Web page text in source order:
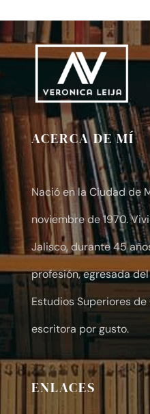
ACERCA DE MÍ
Nació en la Ciudad de
noviembre de 1970.
Jalisco, durante 45
profesión, egresada
Estudios Superiores de
escritora por gusto.
ENLACES